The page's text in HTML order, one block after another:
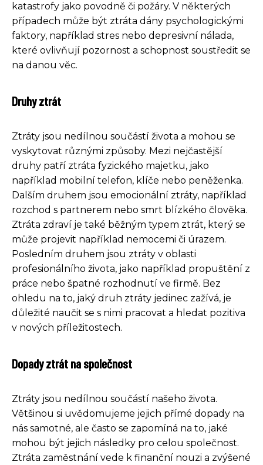
katastrofy jako povodně či požáry. V některých
případech může být ztráta dány psychologickými
faktory, například stres nebo depresivní nálada,
které ovlivňují pozornost a schopnost soustředit se
na danou věc.
Druhy ztrát
Ztráty jsou nedílnou součástí života a mohou se
vyskytovat různými způsoby. Mezi nejčastější
druhy patří ztráta fyzického majetku, jako
například mobilní telefon, klíče nebo peněženka.
Dalším druhem jsou emocionální ztráty, například
rozchod s partnerem nebo smrt blízkého člověka.
Ztráta zdraví je také běžným typem ztrát, který se
může projevit například nemocemi či úrazem.
Posledním druhem jsou ztráty v oblasti
profesionálního života, jako například propuštění z
práce nebo špatné rozhodnutí ve firmě. Bez
ohledu na to, jaký druh ztráty jedinec zažívá, je
důležité naučit se s nimi pracovat a hledat pozitiva
v nových příležitostech.
Dopady ztrát na společnost
Ztráty jsou nedílnou součástí našeho života.
Většinou si uvědomujeme jejich přímé dopady na
nás samotné, ale často se zapomíná na to, jaké
mohou být jejich následky pro celou společnost.
Ztráta zaměstnání vede k finanční nouzi a zvýšené